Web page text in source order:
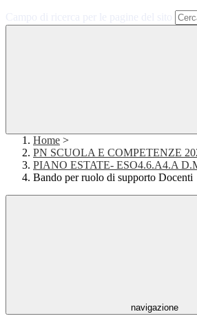
Home >
PN SCUOLA E COMPETENZE
PIANO ESTATE- ESO4.6.A4.A
Bando per ruolo di supporto Docenti
navigazione